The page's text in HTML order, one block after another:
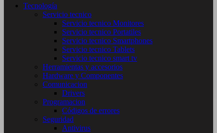
Tecnología
Servicio tecnico
Servicio tecnico Monitores
Servicio tecnico Portatiles
Servicio tecnico Smartphones
Servicio tecnico Tablets
Servicio tecnico smart tv
Herramientas y accesorios
Hardware y Componentes
Comunicacion
Drivers
Programacion
Códigos de errores
Seguridad
Antivirus